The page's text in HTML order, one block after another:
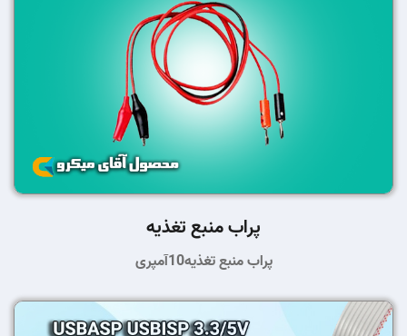
پراب منبع تغذیه
پراب منبع تغذیه10آمپری